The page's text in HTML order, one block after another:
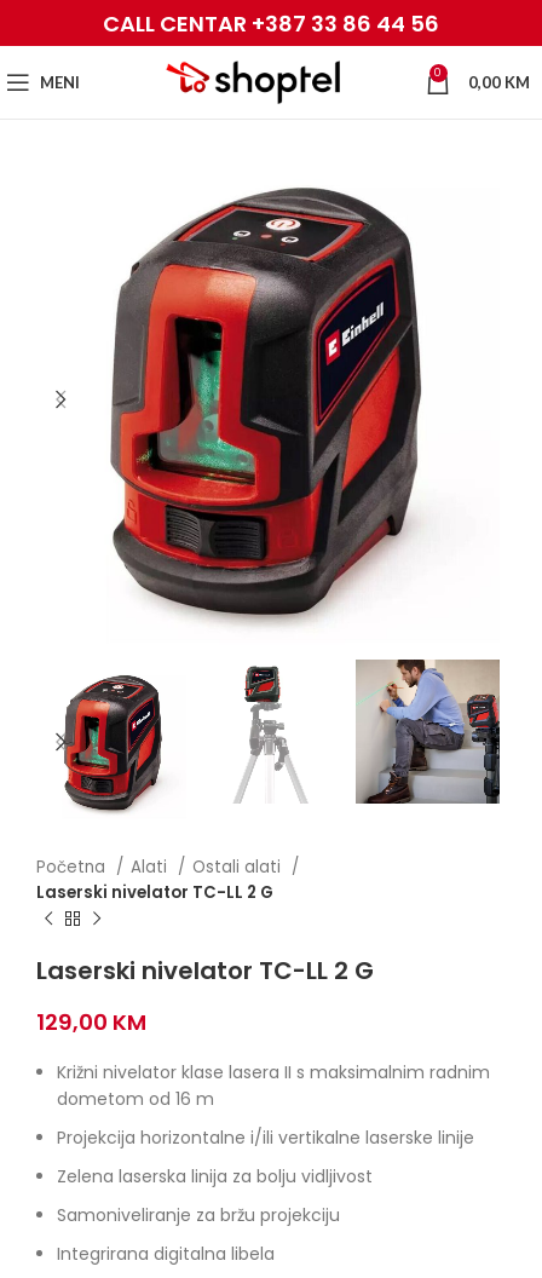
CALL CENTAR +387 33 86 44 56
MENI 0 0,00 KM
Početna Alati
Ostali alati
Laserski nivelator TC-LL 2 G
Laserski nivelator TC-LL 2 G
129,00 KM
Križni nivelator klase lasera II s maksimalnim radnim
dometom od 16 m
Projekcija horizontalne i/ili vertikalne laserske linije
Zelena laserska linija za bolju vidljivost
Samoniveliranje za bržu projekciju
Integrirana digitalna libela